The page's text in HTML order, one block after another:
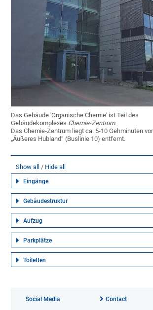
Das Gebäude 'Organische Chemie' ist Teil des
Gebäudekomplexes Chemie-Zentrum.
Das Chemie-Zentrum liegt ca. 5-10 Gehminuten
„Äußeres Hubland“ (Buslinie 10) entfernt.
Show all Hide all
Eingänge
Gebäudestruktur
Aufzug
Parkplätze
Toiletten
Social Media Contact